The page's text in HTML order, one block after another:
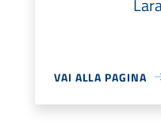
VAI ALLA PAGINA